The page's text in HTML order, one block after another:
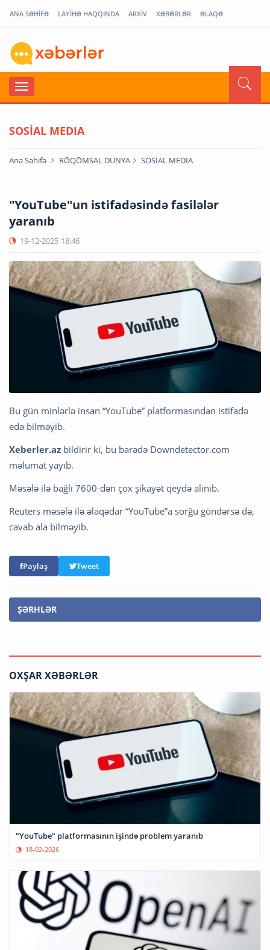
ANA SƏHİFƏ LAYİHƏ HAQQINDA ARXİV XƏBƏRLƏR ƏLAQƏ
SOSİAL MEDIA
Ana Səhifə RƏQƏMSAL DÜNYA SOSİAL MEDIA
"YouTube"un istifadəsində fasilələr
yaranıb
19-12-2025 18:46
Bu gün minlərlə insan “YouTube” platformasından istifadə
edə bilməyib.
Xeberler.az bildirir ki, bu barədə Downdetector.com
məlumat yayıb.
Məsələ ilə bağlı 7600-dən çox şikayət qeydə alınıb.
Reuters məsələ ilə əlaqədar “YouTube”a sorğu göndərsə də,
cavab ala bilməyib.
Paylaş Tweet
ŞƏRHLƏR
OXŞAR XƏBƏRLƏR
"YouTube" platformasının işində problem yaranıb
18-02-2026